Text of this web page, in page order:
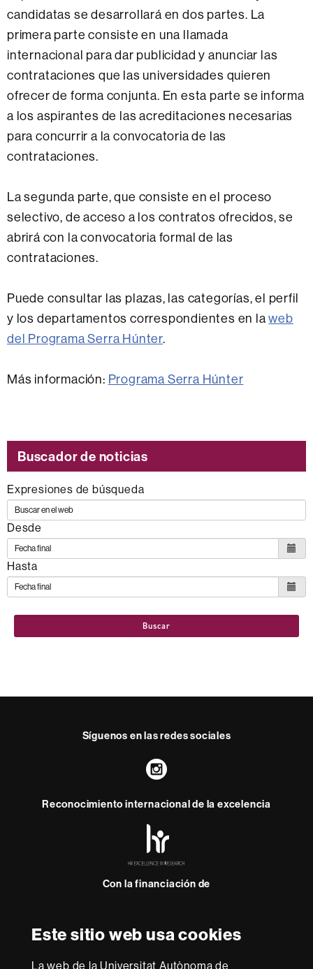
Este sitio web usa cookies
La web de la Universitat Autònoma de
candidatas se desarrollará en dos partes. La
primera parte consiste en una llamada
internacional para dar publicidad y anunciar las
contrataciones que las universidades quieren
ofrecer de forma conjunta. En esta parte se informa
a los aspirantes de las acreditaciones necesarias
para concurrir a la convocatoria de las
contrataciones.
La segunda parte, que consiste en el proceso
selectivo, de acceso a los contratos ofrecidos, se
abrirá con la convocatoria formal de las
contrataciones.
Puede consultar las plazas, las categorías, el perfil
y los departamentos correspondientes en laweb
del Programa Serra Húnter.
Más información: Programa Serra Húnter
Buscador de noticias
Expresiones de búsqueda
Desde
Hasta
Buscar
Síguenos en las redes sociales
Instagram
Reconocimiento internacional de la excelencia
-
Con la financiación de
Sobre
esta